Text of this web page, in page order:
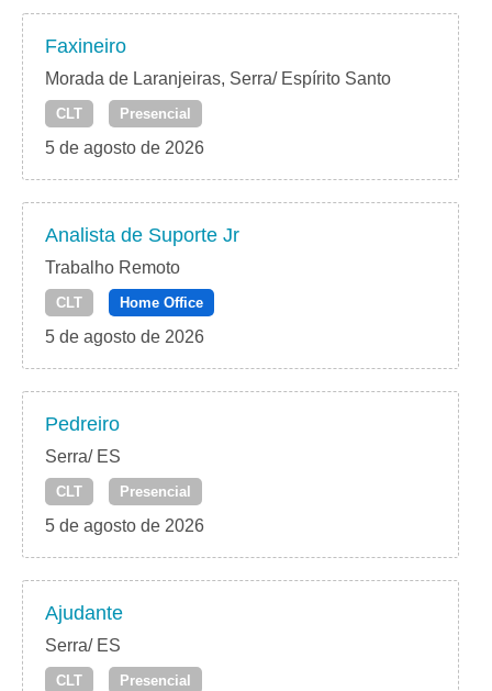
Faxineiro
Morada de Laranjeiras, Serra/ Espírito Santo
CLT Presencial
5 de agosto de 2026
Analista de Suporte Jr
Trabalho Remoto
CLT Home Office
5 de agosto de 2026
Pedreiro
Serra/ ES
CLT Presencial
5 de agosto de 2026
Ajudante
Serra/ ES
CLT Presencial